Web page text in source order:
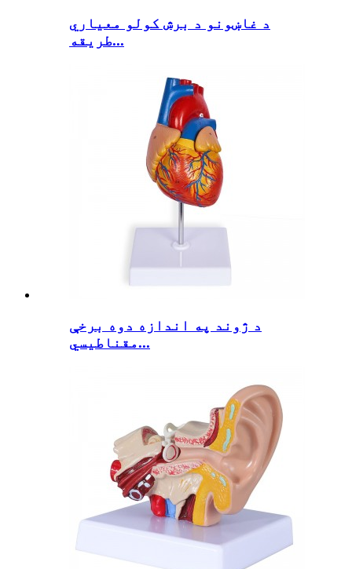
د غاښونو د برش کولو معیاري
طریقه...
د ژوند په اندازه دوه برخې
مقناطیسي...